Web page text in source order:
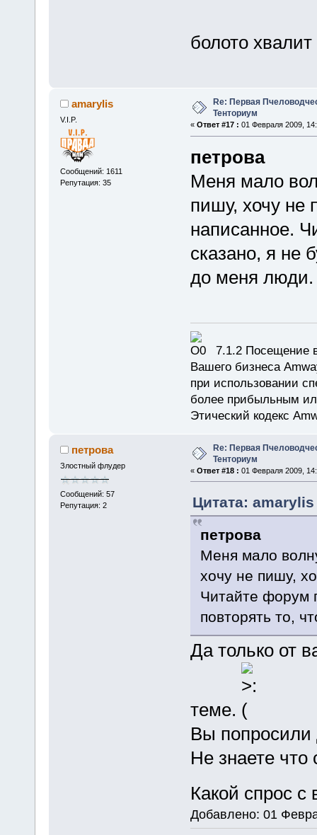
болото хвалит
amarylis
V.I.P.
Сообщений: 1611
Репутация: 35
Re: Первая
Тенториум
« Ответ #17 : 01 Февраля 2009,
петрова
Меня мало
пишу, хочу не
написанное.
сказано, я не
до меня люди.
7.1.2 Посещение
Вашего бизнеса
при использовании
более прибыльным
Этический кодекс
петрова
Злостный флудер
Сообщений: 57
Репутация: 2
Re: Первая
Тенториум
« Ответ #18 : 01 Февраля 2009,
Цитата:
петрова
Меня мало
хочу не пишу,
Читайте форум
повторять то,
Да только от
теме.
Вы
Не знаете что
Какой спрос
Добавлено: 01